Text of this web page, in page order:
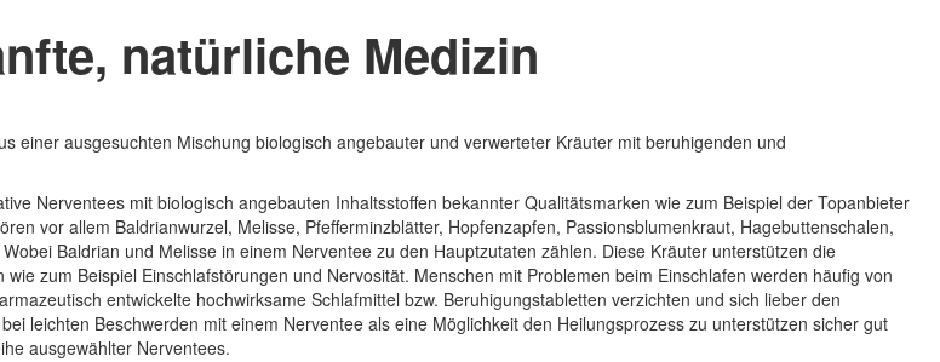
natürliche Medizin
einer ausgesuchten Mischung biologisch angebauter und verwerteter Kräuter mit beruhigenden und
Nerventees mit biologisch angebauten Inhaltsstoffen bekannter Qualitätsmarken wie zum Beispiel der Topanbieter
vor allem Baldrianwurzel, Melisse, Pfefferminzblätter, Hopfenzapfen, Passionsblumenkraut, Hagebuttenschalen,
Baldrian und Melisse in einem Nerventee zu den Hauptzutaten zählen. Diese Kräuter unterstützen die
zum Beispiel Einschlafstörungen und Nervosität. Menschen mit Problemen beim Einschlafen werden häufig von
entwickelte hochwirksame Schlafmittel bzw. Beruhigungstabletten verzichten und sich lieber den
leichten Beschwerden mit einem Nerventee als eine Möglichkeit den Heilungsprozess zu unterstützen sicher gut
ausgewählter Nerventees.